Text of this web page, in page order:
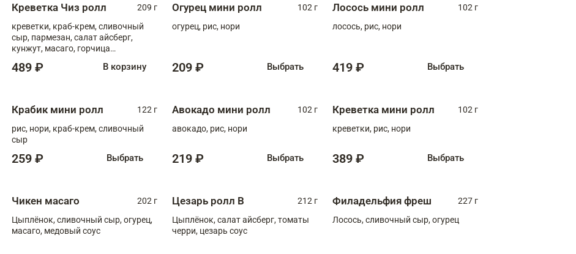
Креветка Чиз ролл
209 г
креветки, краб-крем, сливочный
сыр, пармезан, салат айсберг,
кунжут, масаго, горчица
489 ₽ В корзину
Огурец мини ролл
102 г
огурец, рис, нори
209 ₽ Выбрать
Лосось мини ролл
102 г
лосось, рис, нори
419 ₽ Выбрать
Крабик мини ролл
122 г
рис, нори, краб-крем, сливочный
сыр
259 ₽ Выбрать
Авокадо мини ролл
102 г
авокадо, рис, нори
219 ₽ Выбрать
Креветка мини ролл
102 г
креветки, рис, нори
389 ₽ Выбрать
Чикен масаго
202 г
Цыплёнок, сливочный сыр, огурец,
масаго, медовый соус
Цезарь ролл В
212 г
Цыплёнок, салат айсберг, томаты
черри, цезарь соус
Филадельфия фреш
227 г
Лосось, сливочный сыр, огурец